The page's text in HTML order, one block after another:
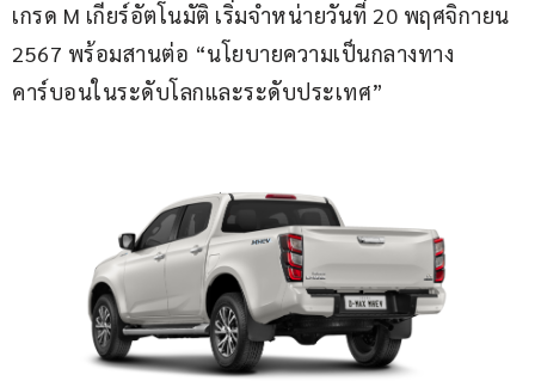
เกรด M เกียร์อัตโนมัติ เริ่มจำหน่ายวันที่ 20 พฤศจิกายน
2567 พร้อมสานต่อ “นโยบายความเป็นกลางทาง
คาร์บอนในระดับโลกและระดับประเทศ”